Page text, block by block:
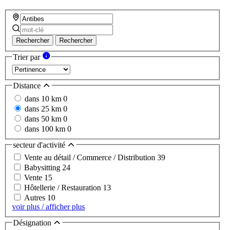
Rechercher Rechercher
Trier par
Distance
dans 10 km 0
dans 25 km 0
dans 50 km 0
dans 100 km 0
secteur d'activité
Vente au détail / Commerce / Distribution 39
Babysitting 24
Vente 15
Hôtellerie / Restauration 13
Autres 10
voir plus / afficher plus
Désignation